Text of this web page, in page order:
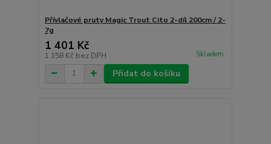
Přívlačové pruty Magic Trout Cito 2-díl 200cm / 2-
7g
1 401 Kč
1 158 Kč bez DPH Skladem
Přidat do košíku